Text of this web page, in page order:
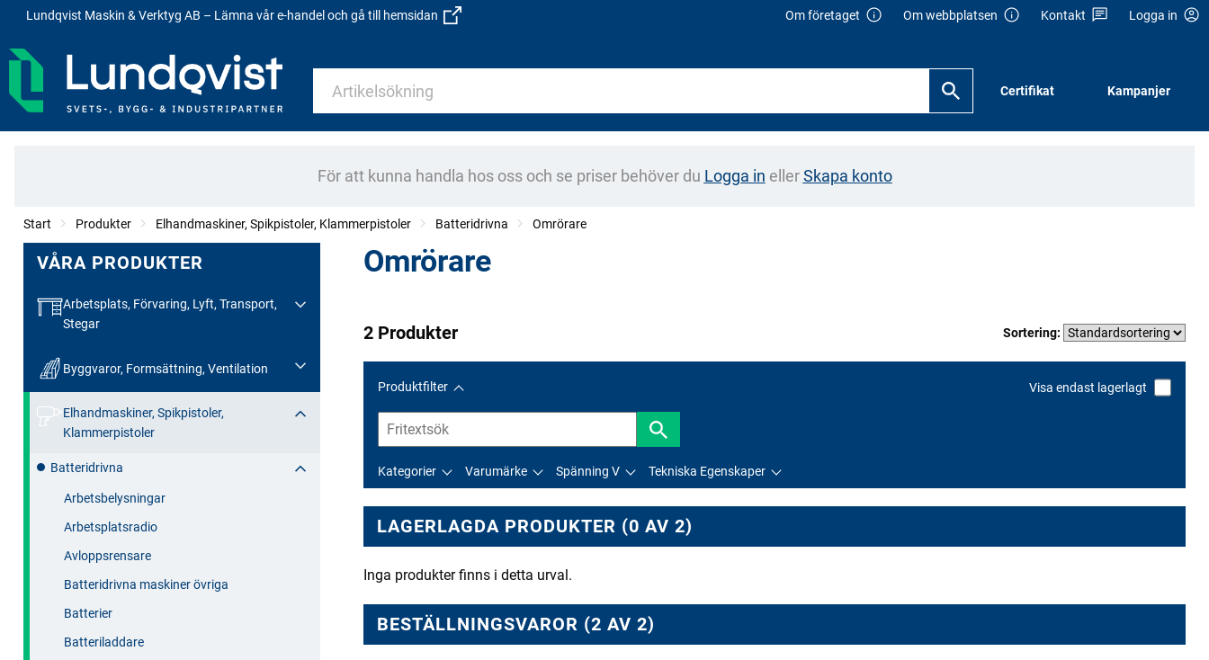
Lundqvist Maskin & Verktyg AB – Lämna vår e-handel och gå till hemsidan Om företaget Om webbplatsen Kontakt Logga in
Certifikat Kampanjer
För att kunna handla hos oss och se priser behöver du Logga in ellerSkapa konto
Start Produkter Elhandmaskiner, Spikpistoler, Klammerpistoler Batteridrivna Omrörare
VÅRA PRODUKTER
Arbetsplats, Förvaring, Lyft, Transport,
Stegar
Byggvaror, Formsättning, Ventilation
Elhandmaskiner, Spikpistoler,
Klammerpistoler
Batteridrivna
Arbetsbelysningar
Arbetsplatsradio
Avloppsrensare
Batteridrivna maskiner övriga
Batterier
Batteriladdare
Omrörare
2 Produkter Sortering:
Produktfilter Visa endast lagerlagt
Kategorier Varumärke Spänning V Tekniska Egenskaper
LAGERLAGDA PRODUKTER (0 AV 2)
Inga produkter finns i detta urval.
BESTÄLLNINGSVAROR (2 AV 2)